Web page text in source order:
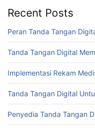
o
k
Recent Posts
Peran Tanda Tangan
Tanda Tangan Digital
Implementasi Rekam
Tanda Tangan Digital
Penyedia Tanda Tangan